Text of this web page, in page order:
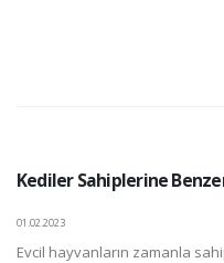
Kediler Sahiplerine
01.02.2023
Evcil hayvanların zamanla